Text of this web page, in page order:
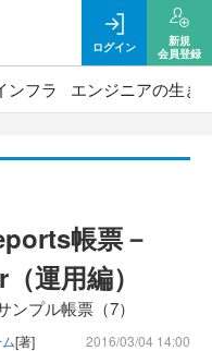
ログイン
新規
会員登録
ンフラ エンジニアの生き
帳票－
運用編）
プル帳票（7）
[著] 2016/03/04 14:00